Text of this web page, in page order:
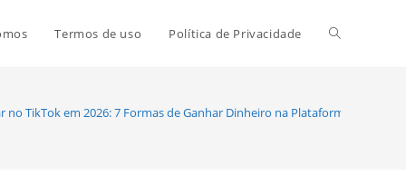
Termos de uso Política de Privacidade Alternar
TikTok em 2026: 7 Formas de Ganhar Dinheiro na Plataforma